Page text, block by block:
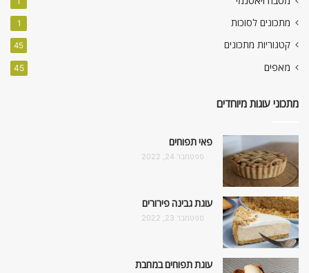
מתכונים לסוכות 1
קטגוריות מתכונים 45
מאפים 45
מתכוני עוגות מיוחדים
פאי תפוחים
ספטמבר 24, 2022
עוגת גבינה פירורים
ספטמבר 23, 2022
עוגת תפוחים במחבת